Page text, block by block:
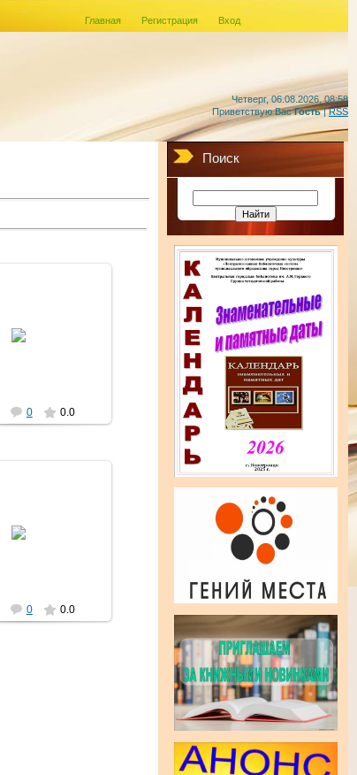
Четверг, 06.08.2026, 08:58
Приветствую Вас Гость|RSS
Главная Регистрация Вход
0 0.0
0 0.0
Поиск